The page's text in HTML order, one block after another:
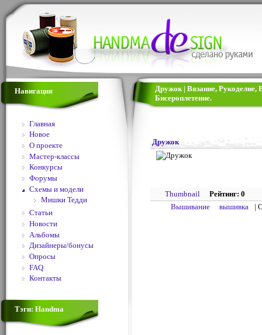
Навигация
Главная
Новое
О проекте
Мастер-классы
Конкурсы
Форумы
Схемы и модели
Мишки Тедди
Статьи
Новости
Альбомы
Дизайнеры/бонусы
Опросы
FAQ
Контакты
Тэги: Handma
Дружок | Вязание,
Бисероплетение.
Дружок
Thumbnail
Рейтинг: 0
Вышивание
вышивка |